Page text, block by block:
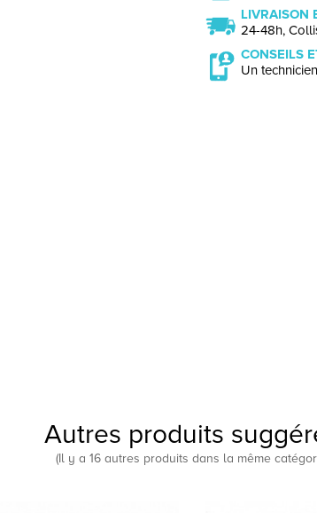
LIVRAISON
24-48h,
CONSEILS
Un
Autres produits
(Il y a 16 autres produits dans la même